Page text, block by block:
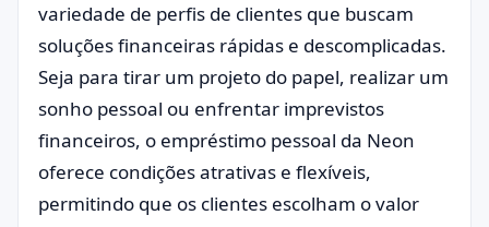
variedade de perfis de clientes que buscam
soluções financeiras rápidas e descomplicadas.
Seja para tirar um projeto do papel, realizar um
sonho pessoal ou enfrentar imprevistos
financeiros, o empréstimo pessoal da Neon
oferece condições atrativas e flexíveis,
permitindo que os clientes escolham o valor